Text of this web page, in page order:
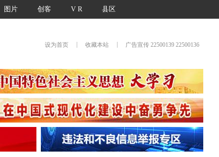
图片 创客 V R 县区
设为首页 收藏本站 广告宣传 22500139 22500136